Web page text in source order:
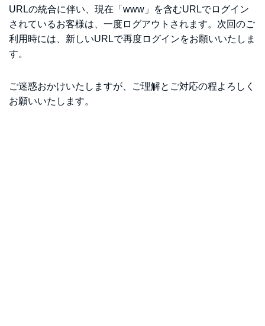
URLの統合に伴い、現在「www」を含むURLでログイン
されているお客様は、一度ログアウトされます。次回のご
利用時には、新しいURLで再度ログインをお願いいたしま
す。
ご迷惑おかけいたしますが、ご理解とご対応の程よろしく
お願いいたします。